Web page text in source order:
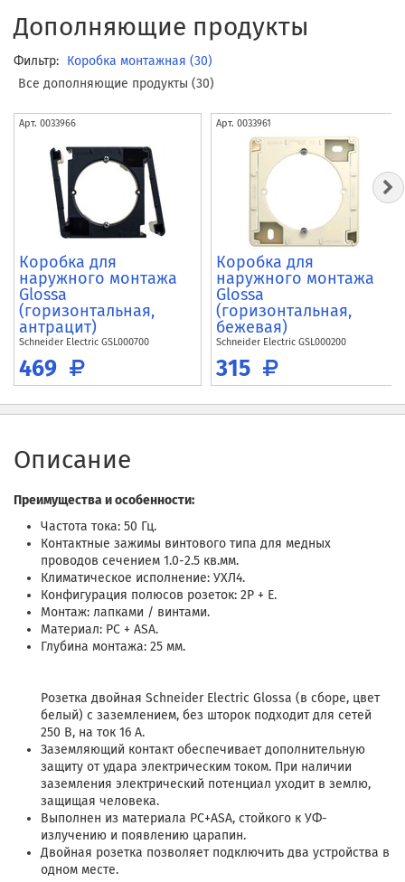
Дополняющие продукты
Фильтр: Коробка монтажная (30)
Все дополняющие продукты (30)
Арт. 0033966
Коробка для
наружного монтажа
Glossa
(горизонтальная,
антрацит)
Schneider Electric GSL000700
469
Арт. 0033961
Коробка для
наружного монтажа
Glossa
(горизонтальная,
бежевая)
Schneider Electric GSL000200
315
Описание
Преимущества и особенности:
Частота тока: 50 Гц.
Контактные зажимы винтового типа для медных
проводов сечением 1.0-2.5 кв.мм.
Климатическое исполнение: УХЛ4.
Конфигурация полюсов розеток: 2P + E.
Монтаж: лапками / винтами.
Материал: PC + ASA.
Глубина монтажа: 25 мм.
Розетка двойная Schneider Electric Glossa (в сборе, цвет
белый) с заземлением, без шторок подходит для сетей
250 В, на ток 16 А.
Заземляющий контакт обеспечивает дополнительную
защиту от удара электрическим током. При наличии
заземления электрический потенциал уходит в землю,
защищая человека.
Выполнен из материала PС+ASA, стойкого к УФ-
излучению и появлению царапин.
Двойная розетка позволяет подключить два устройства в
одном месте.